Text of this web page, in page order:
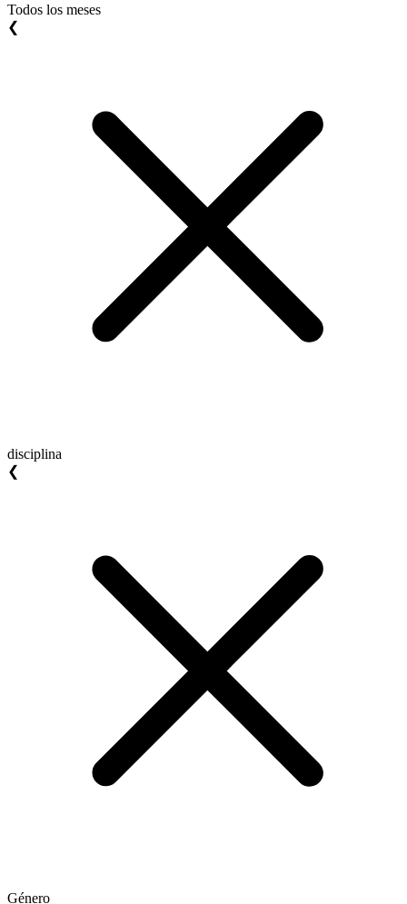
Todos los meses
❮
disciplina
❮
Género